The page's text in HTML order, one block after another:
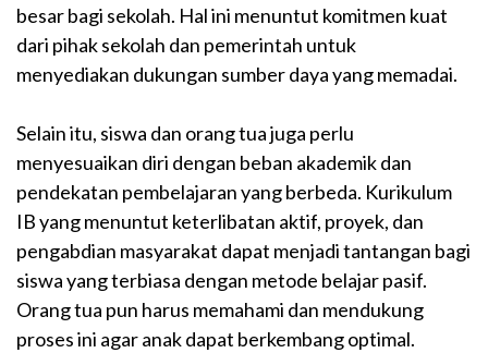
besar bagi sekolah. Hal ini menuntut komitmen kuat
dari pihak sekolah dan pemerintah untuk
menyediakan dukungan sumber daya yang memadai.
Selain itu, siswa dan orang tua juga perlu
menyesuaikan diri dengan beban akademik dan
pendekatan pembelajaran yang berbeda. Kurikulum
IB yang menuntut keterlibatan aktif, proyek, dan
pengabdian masyarakat dapat menjadi tantangan bagi
siswa yang terbiasa dengan metode belajar pasif.
Orang tua pun harus memahami dan mendukung
proses ini agar anak dapat berkembang optimal.